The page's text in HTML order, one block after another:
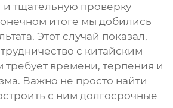
и тщательную проверку
итоге мы добились
Этот случай показал,
с китайским
требует времени, терпения и
Важно не просто найти
с ним долгосрочные